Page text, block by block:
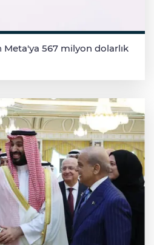
567 milyon dolarlık